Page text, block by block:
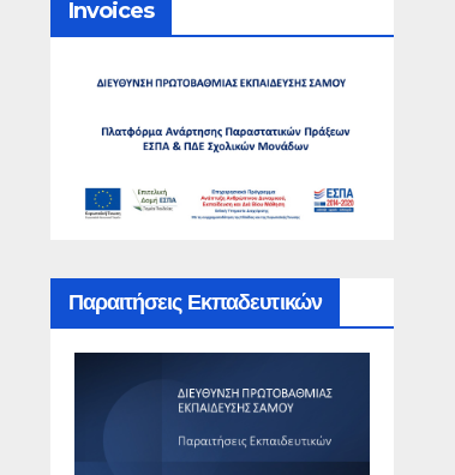
Invoices
Παραιτήσεις Εκπαδευτικών